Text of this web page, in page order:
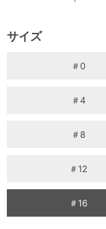
サイズ
＃0
＃4
＃8
＃12
＃16